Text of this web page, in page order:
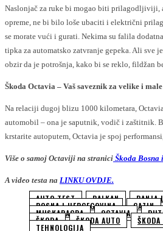
Naslonjač za ruke bi mogao biti prilagodljiviji,
opreme, ne bi bilo loše ubaciti i električni
se morate vući i gurati. Nekima su falila
tipka za automatsko zatvranje gepeka. Ali sve
obzir da je potrošnja, kako bi se reklo, fildžan
Škoda Octavia – Vaš saveznik za velike i
Na relaciji dugoj blizu 1000 kilometara,
automobil – ona je saputnik, vodič i zaštitnik.
krstarite autoputem, Octavia je spoj
Više o samoj Octaviji na stranici Škoda Bosna
A video testa na LINKU OVDJE.
AUTO TEST BALKAN BANJA
BOSNA I HERCEGOVINA CAZIN
MUSKARACBA OCTAVIA
ŠKODA ŠKODA AUTO ŠKODA
TEHNOLOGIJA